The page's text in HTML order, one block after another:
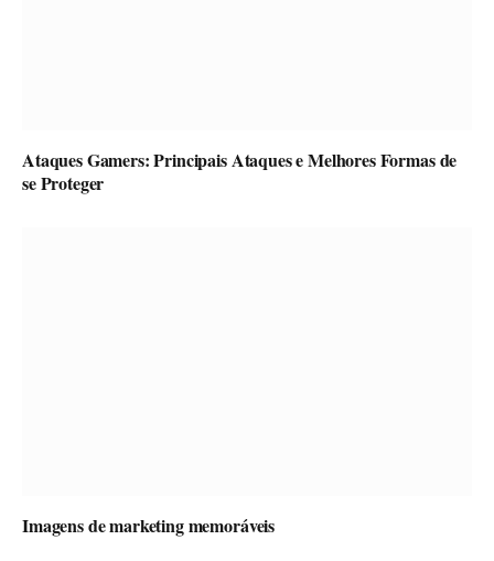
Ataques Gamers: Principais Ataques e Melhores Formas de
se Proteger
Imagens de marketing memoráveis